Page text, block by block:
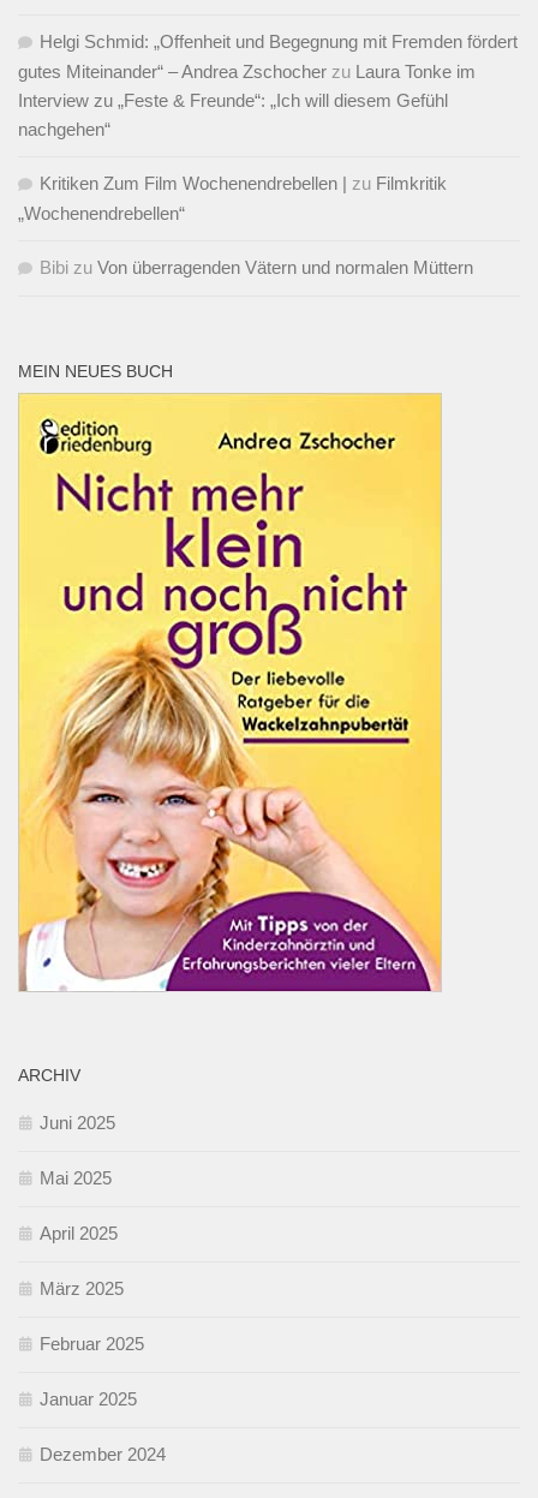
Helgi Schmid: „Offenheit und Begegnung mit Fremden fördert
gutes Miteinander“ – Andrea Zschocher zu Laura Tonke im
Interview zu „Feste & Freunde“: „Ich will diesem Gefühl
nachgehen“
Kritiken Zum Film Wochenendrebellen | zu Filmkritik
„Wochenendrebellen“
Bibi zu Von überragenden Vätern und normalen Müttern
MEIN NEUES BUCH
ARCHIV
Juni 2025
Mai 2025
April 2025
März 2025
Februar 2025
Januar 2025
Dezember 2024